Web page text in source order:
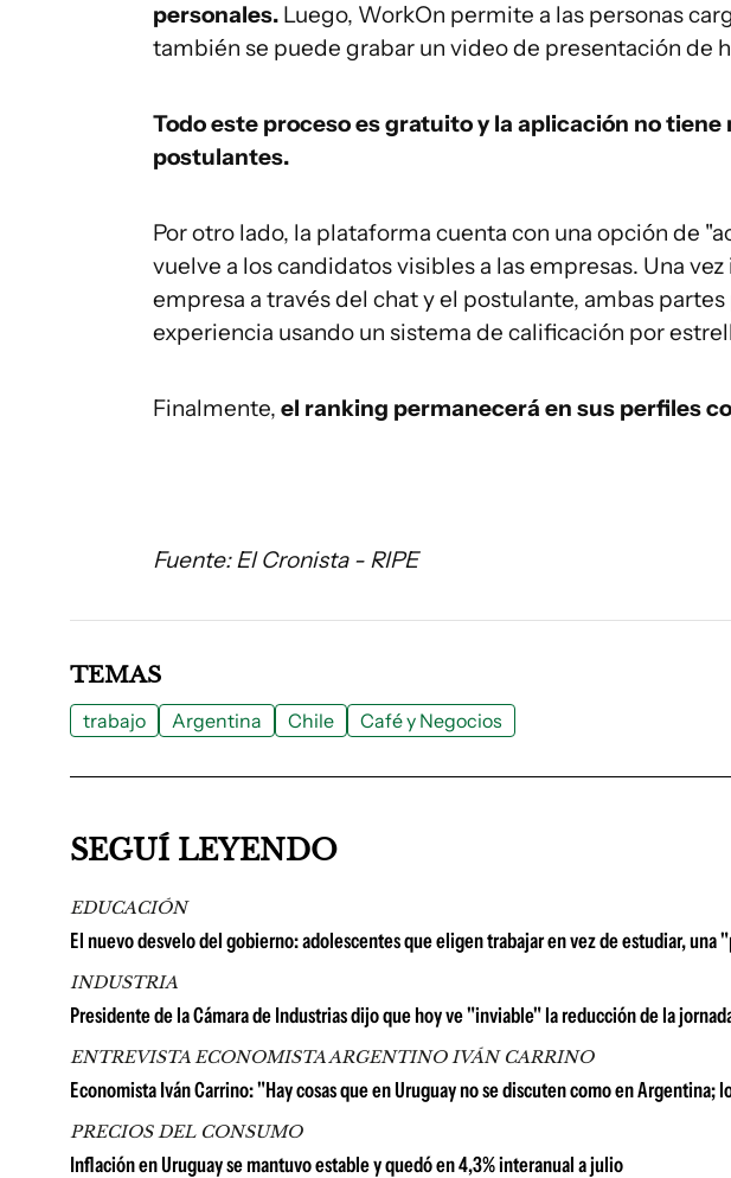
personales. Luego, WorkOn permite a las personas
también se puede grabar un video de presentación de
Todo este proceso es gratuito y la aplicación no
postulantes.
Por otro lado, la plataforma cuenta con una opción de
vuelve a los candidatos visibles a las empresas. Una
empresa a través del chat y el postulante, ambas
experiencia usando un sistema de calificación por
Finalmente, el ranking permanecerá en sus perfiles
Fuente: El Cronista - RIPE
TEMAS
trabajo Argentina Chile Café y Negocios
SEGUÍ LEYENDO
EDUCACIÓN
El nuevo desvelo del gobierno: adolescentes que eligen trabajar en vez de estudiar, una
INDUSTRIA
Presidente de la Cámara de Industrias dijo que hoy ve "inviable" la reducción de la
ENTREVISTA ECONOMISTA ARGENTINO IVÁN CARRINO
Economista Iván Carrino: "Hay cosas que en Uruguay no se discuten como en
PRECIOS DEL CONSUMO
Inflación en Uruguay se mantuvo estable y quedó en 4,3% interanual a julio